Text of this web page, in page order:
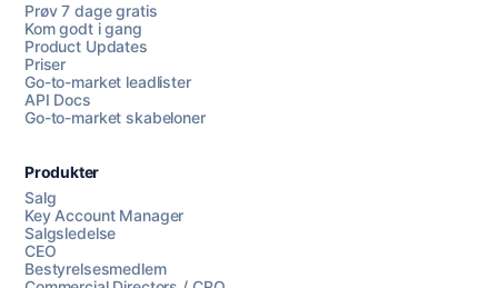
Prøv 7 dage gratis
Kom godt i gang
Product Updates
Priser
Go-to-market leadlister
API Docs
Go-to-market skabeloner
Produkter
Salg
Key Account Manager
Salgsledelse
CEO
Bestyrelsesmedlem